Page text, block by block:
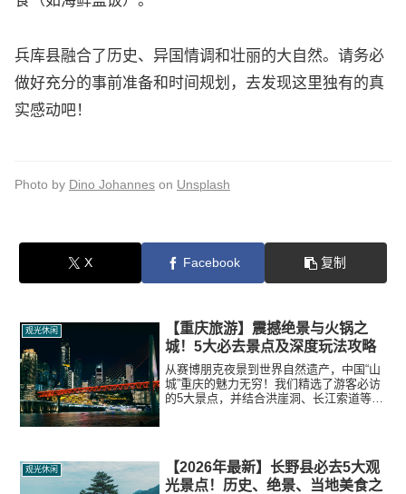
兵库县融合了历史、异国情调和壮丽的大自然。请务必
做好充分的事前准备和时间规划，去发现这里独有的真
实感动吧！
Photo by Dino Johannes on Unsplash
X Facebook 复制
观光休闲
【重庆旅游】震撼绝景与火锅之
城！5大必去景点及深度玩法攻略
从赛博朋克夜景到世界自然遗产，中国“山
城”重庆的魅力无穷！我们精选了游客必访
的5大景点，并结合洪崖洞、长江索道等地
观光休闲
【2026年最新】长野县必去5大观
光景点！历史、绝景、当地美食之